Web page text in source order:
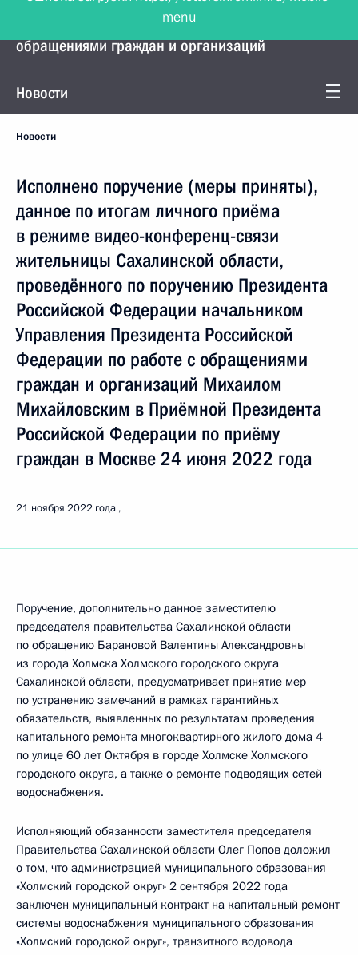
Управление Президента по работе с
обращениями граждан и организаций
Новости
Новости
Исполнено поручение (меры приняты),
данное по итогам личного приёма
в режиме видео-конференц-связи
жительницы Сахалинской области,
проведённого по поручению Президента
Российской Федерации начальником
Управления Президента Российской
Федерации по работе с обращениями
граждан и организаций Михаилом
Михайловским в Приёмной Президента
Российской Федерации по приёму
граждан в Москве 24 июня 2022 года
21 ноября 2022 года
Поручение, дополнительно данное заместителю
председателя правительства Сахалинской области
по обращению Барановой Валентины Александровны
из города Холмска Холмского городского округа
Сахалинской области, предусматривает принятие мер
по устранению замечаний в рамках гарантийных
обязательств, выявленных по результатам проведения
капитального ремонта многоквартирного жилого дома 4
по улице 60 лет Октября в городе Холмске Холмского
городского округа, а также о ремонте подводящих сетей
водоснабжения.
Исполняющий обязанности заместителя председателя
Правительства Сахалинской области Олег Попов доложил
о том, что администрацией муниципального образования
«Холмский городской округ» 2 сентября 2022 года
заключен муниципальный контракт на капитальный ремонт
системы водоснабжения муниципального образования
«Холмский городской округ», транзитного водовода
menu